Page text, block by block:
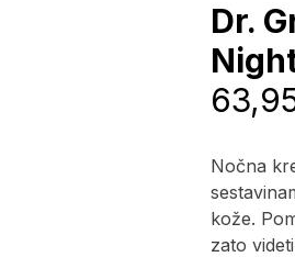
Dr.
Nočna
kože.
zato